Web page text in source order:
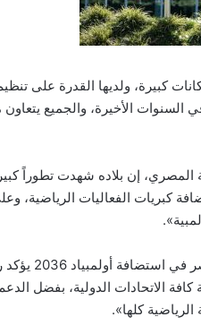
كبيرة، ولديها القدرة على
في السنوات الأخيرة، والجميع
المصري، إن بلاده شهدت تطوراً
واعتبر
الاتحادات الدولية، بفضل
كلها».